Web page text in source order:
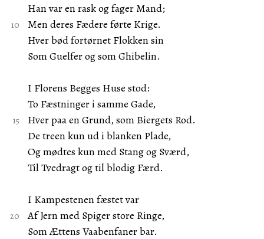
Han var en rask og fager Mand;
Men deres Fædere førte Krige.
Hver bød fortørnet Flokken sin
Som Guelfer og som Ghibelin.
I Florens Begges Huse stod:
To Fæstninger i samme Gade,
Hver paa en Grund, som Biergets Rod.
De treen kun ud i blanken Plade,
Og mødtes kun med Stang og Sværd,
Til Tvedragt og til blodig Færd.
I Kampestenen fæstet var
Af Jern med Spiger store Ringe,
Som Ættens Vaabenfaner bar.